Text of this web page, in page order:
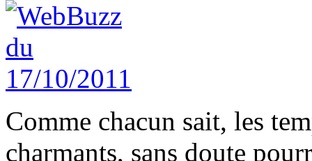
Comme chacun sait, les
charmants, sans doute